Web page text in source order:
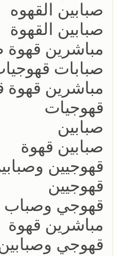
صبابين القهوه
صبابين القهوة
مباشرين قهوة
صبابات
مباشرين قهوة
قهوجيات
صبابين
صبابين قهوة
قهوجيين
قهوجيين
قهوجي وصباب
مباشرين قهوة
قهوجي